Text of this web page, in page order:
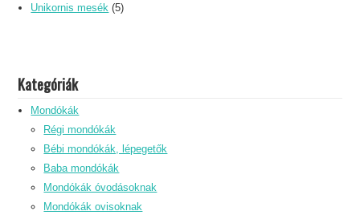
Unikornis mesék (5)
Kategóriák
Mondókák
Régi mondókák
Bébi mondókák, lépegetők
Baba mondókák
Mondókák óvodásoknak
Mondókák ovisoknak